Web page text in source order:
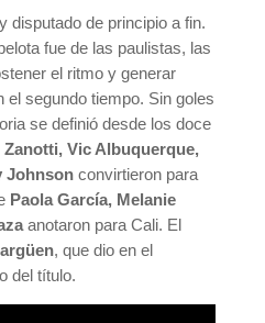
disputado de principio a fin.
fue de las paulistas, las
el ritmo y generar
el segundo tiempo. Sin goles
se definió desde los doce
Zanotti, Vic Albuquerque,
Johnsonconvirtieron para
Paola García, Melanie
anotaron para Cali. El
, que dio en el
del título.